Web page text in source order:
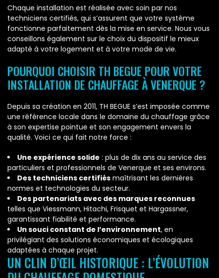
Chaque installation est réalisée avec soin par nos
techniciens certifiés, qui s’assurent que votre système
fonctionne parfaitement dès la mise en service. Nous vous
conseillons également sur le choix du dispositif le mieux
adapté à votre logement et à votre mode de vie.
POURQUOI CHOISIR TH BEGUE POUR VOTRE
INSTALLATION DE CHAUFFAGE À VENERQUE ?
Depuis sa création en 2011, TH BEGUE s’est imposée comme
une référence locale dans le domaine du chauffage grâce
à son expertise pointue et son engagement envers la
qualité. Voici ce qui fait notre force :
Une expérience solide : plus de dix ans au service des
particuliers et professionnels de Venerque et ses environs.
Des techniciens certifiés maîtrisant les dernières
normes et technologies du secteur.
Des partenariats avec des marques reconnues
telles que Viessmann, Hitachi, Frisquet et Hargassner,
garantissant fiabilité et performance.
Un souci constant de l’environnement, en
privilégiant des solutions économiques et écologiques
adaptées à chaque projet.
UN CLIN D’ŒIL HISTORIQUE : L’ÉVOLUTION